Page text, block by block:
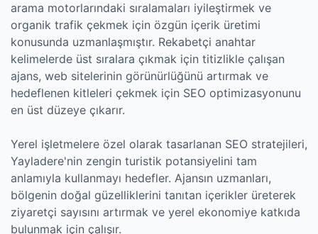
arama motorlarındaki sıralamaları iyileştirmek ve
organik trafik çekmek için özgün içerik üretimi
konusunda uzmanlaşmıştır. Rekabetçi anahtar
kelimelerde üst sıralara çıkmak için titizlikle çalışan
ajans, web sitelerinin görünürlüğünü artırmak ve
hedeflenen kitleleri çekmek için SEO optimizasyonunu
en üst düzeye çıkarır.
Yerel işletmelere özel olarak tasarlanan SEO stratejileri,
Yayladere'nin zengin turistik potansiyelini tam
anlamıyla kullanmayı hedefler. Ajansın uzmanları,
bölgenin doğal güzelliklerini tanıtan içerikler üreterek
ziyaretçi sayısını artırmak ve yerel ekonomiye katkıda
bulunmak için çalışır.